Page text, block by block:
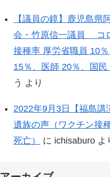
【議員の鏡】鹿児島県
会・竹原信一議員 コ
接種率 厚労省職員 10
15％、医師 20％、国民
う より
2022年9月3日【福島講
遺族の声（ワクチン接
死亡）
に ichisaburo よ